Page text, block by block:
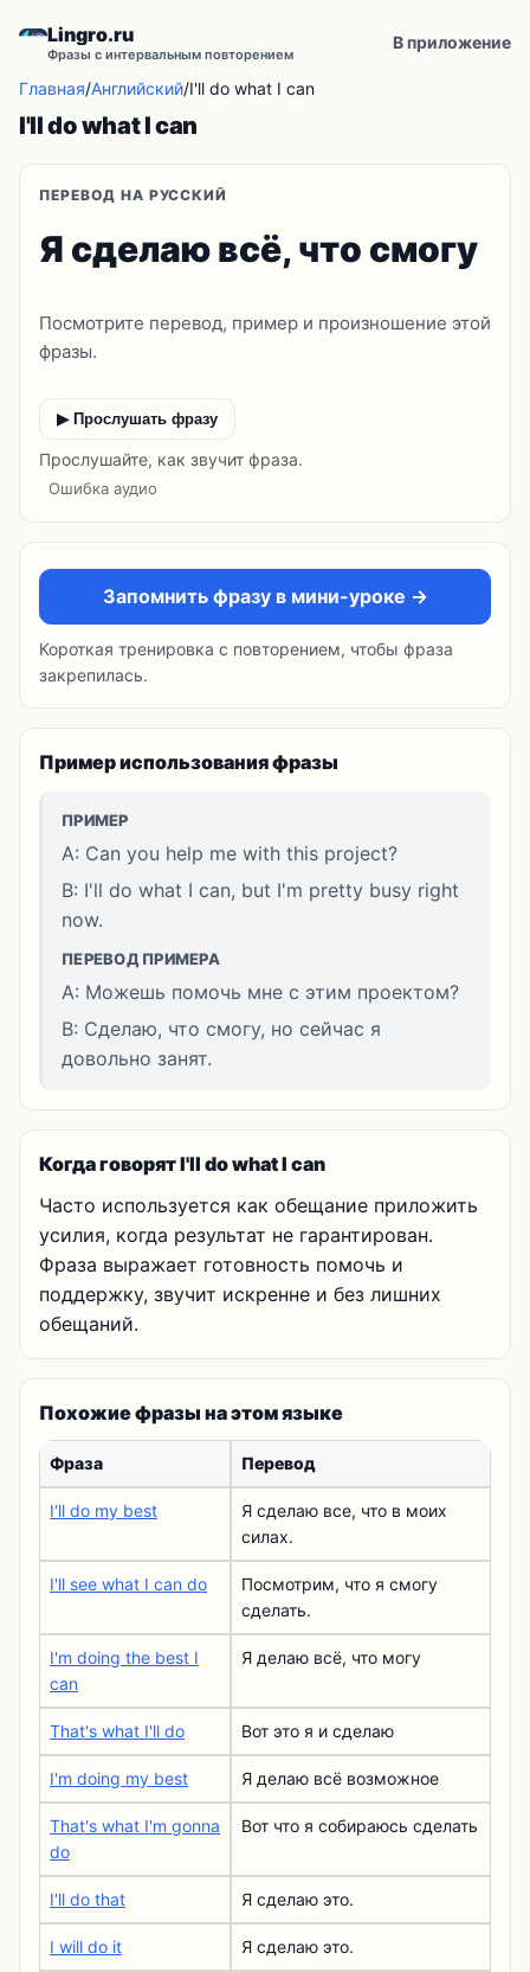
Lingro.ru
Фразы с интервальным повторением
В приложение
Главная/Английский/I'll do what I can
I'll do what I can
ПЕРЕВОД НА РУССКИЙ
Я сделаю всё, что смогу
Посмотрите перевод, пример и произношение этой
фразы.
▶ Прослушать фразу
Прослушайте, как звучит фраза.
Ошибка аудио
Запомнить фразу в мини-уроке →
Короткая тренировка с повторением, чтобы фраза
закрепилась.
Пример использования фразы
ПРИМЕР
A: Can you help me with this project?
B: I'll do what I can, but I'm pretty busy right
now.
ПЕРЕВОД ПРИМЕРА
A: Можешь помочь мне с этим проектом?
B: Сделаю, что смогу, но сейчас я
довольно занят.
Когда говорят I'll do what I can
Часто используется как обещание приложить
усилия, когда результат не гарантирован.
Фраза выражает готовность помочь и
поддержку, звучит искренне и без лишних
обещаний.
Похожие фразы на этом языке
Фраза Перевод
I'll do my best
Я сделаю все, что в моих
силах.
I'll see what I can do
Посмотрим, что я смогу
сделать.
I'm doing the best I
can
Я делаю всё, что могу
That's what I'll do Вот это я и сделаю
I'm doing my best Я делаю всё возможное
That's what I'm gonna
do
Вот что я собираюсь сделать
I'll do that Я сделаю это.
I will do it Я сделаю это.